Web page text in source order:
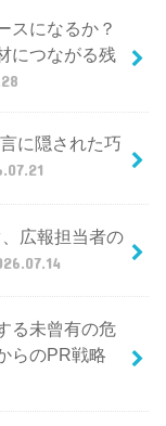
スになるか？
につながる残
に隠された巧
広報担当者の
る未曾有の危
らのPR戦略